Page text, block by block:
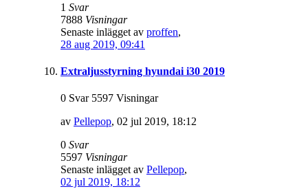
1 Svar
7888 Visningar
Senaste inlägget av proffen,
28 aug 2019, 09:41
Extraljusstyrning hyundai i30 2019
0 Svar 5597 Visningar
av Pellepop, 02 jul 2019, 18:12
0 Svar
5597 Visningar
Senaste inlägget av Pellepop,
02 jul 2019, 18:12